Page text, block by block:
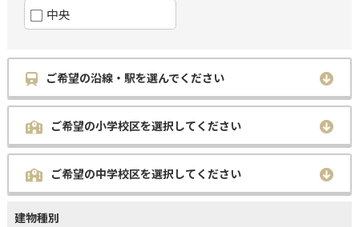
中央
ご希望の沿線・駅を選んでください
ご希望の小学校区を選択してください
ご希望の中学校区を選択してください
建物種別